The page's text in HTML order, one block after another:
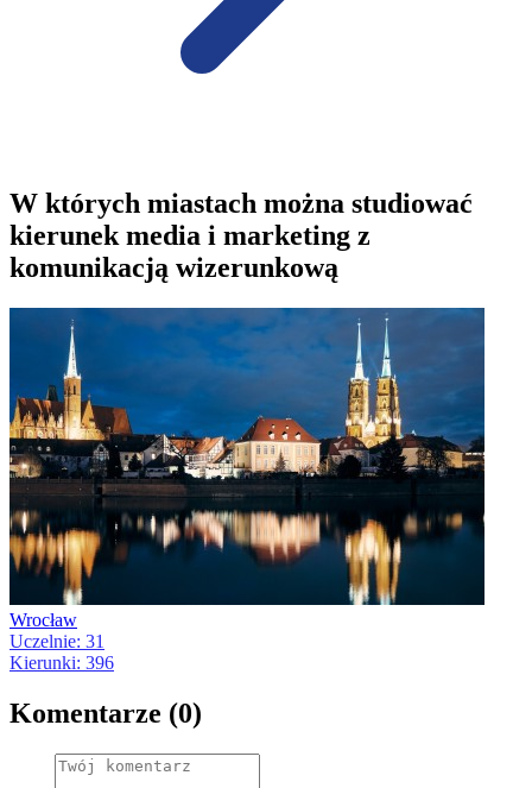
W których miastach można studiować
kierunek media i marketing z
komunikacją wizerunkową
Wrocław
Uczelnie: 31
Kierunki: 396
Komentarze (0)